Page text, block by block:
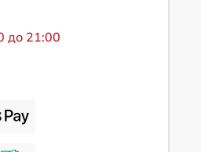
до 21:00